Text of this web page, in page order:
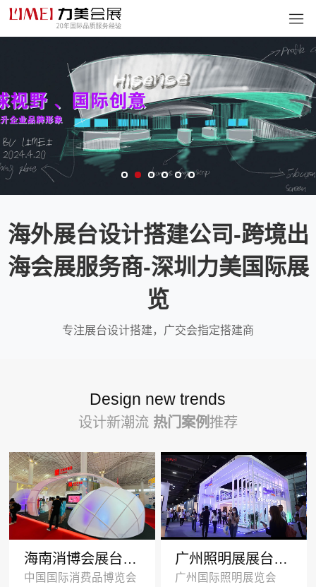
海外展台设计搭建公司-跨境出
海会展服务商-深圳力美国际展
览
专注展台设计搭建，广交会指定搭建商
Design new trends
设计新潮流 热门案例 推荐
海南消博会展台设计搭建案例-王府井集团-深圳展示设计公司
中国国际消费品博览会
广州照明展展台设计搭建案例 -沐光无主灯
广州国际照明展览会